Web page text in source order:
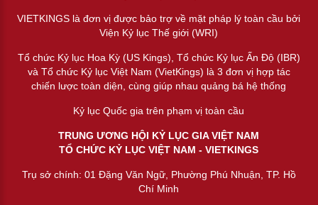
VIETKINGS là đơn vị được bảo trợ về mặt pháp lý toàn cầu bởi
Viện Kỷ lục Thế giới (WRI)
Tổ chức Kỷ lục Hoa Kỳ (US Kings), Tổ chức Kỷ lục Ấn Độ (IBR)
và Tổ chức Kỷ lục Việt Nam (VietKings) là 3 đơn vị hợp tác
chiến lược toàn diện, cùng giúp nhau quảng bá hệ thống
Kỷ lục Quốc gia trên phạm vị toàn cầu
TRUNG ƯƠNG HỘI KỶ LỤC GIA VIỆT NAM
TỔ CHỨC KỶ LỤC VIỆT NAM - VIETKINGS
Trụ sở chính: 01 Đặng Văn Ngữ, Phường Phú Nhuận, TP. Hồ
Chí Minh